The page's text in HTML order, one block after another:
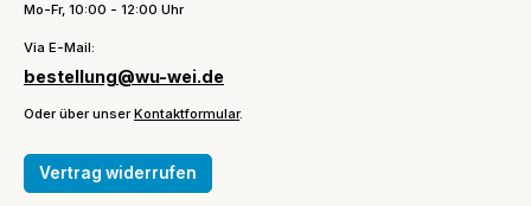
Mo-Fr, 10:00 - 12:00 Uhr
Via E-Mail:
bestellung@wu-wei.de
Oder über unserKontaktformular.
Vertrag widerrufen